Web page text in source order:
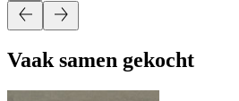
Vaak samen gekocht